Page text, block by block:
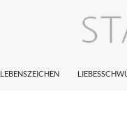
LEBENSZEICHEN